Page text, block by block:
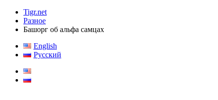
Tigr.net
Разное
Башорг об альфа самцах
English
Русский